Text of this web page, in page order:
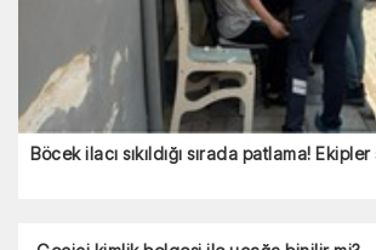
Böcek ilacı sıkıldığı sırada patlama!